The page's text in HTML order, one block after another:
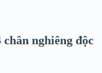
nghiêng độc